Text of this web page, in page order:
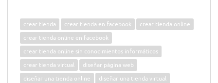
crear tienda crear tienda en facebook
crear tienda online
crear tienda online en facebook
crear tienda online sin conocimientos informáticos
crear tienda virtual
diseñar página web
diseñar una tienda online
diseñar una tienda virtual